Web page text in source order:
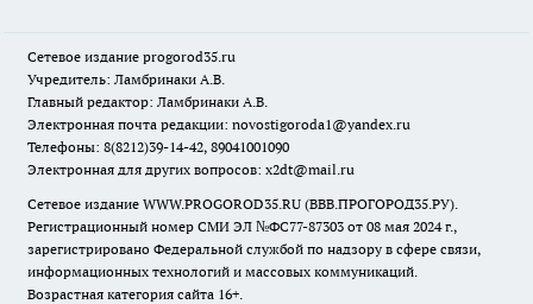
Сетевое издание progorod35.ru
Учредитель: Ламбринаки А.В.
Главный редактор: Ламбринаки А.В.
Электронная почта редакции: novostigoroda1@yandex.ru
Телефоны: 8(8212)39-14-42, 89041001090
Электронная для других вопросов: x2dt@mail.ru
Сетевое издание WWW.PROGOROD35.RU (ВВВ.ПРОГОРОД35.РУ).
Регистрационный номер СМИ ЭЛ №ФС77-87303 от 08 мая 2024 г.,
зарегистрировано Федеральной службой по надзору в сфере связи,
информационных технологий и массовых коммуникаций.
Возрастная категория сайта 16+.